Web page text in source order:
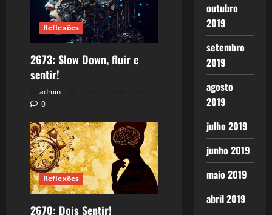
Reflexões
2673: Slow Down, fluir e
sentir!
admin
0
Reflexões
2670: Dois Sentir!
outubro
2019
setembro
2019
agosto
2019
julho 2019
junho 2019
maio 2019
abril 2019